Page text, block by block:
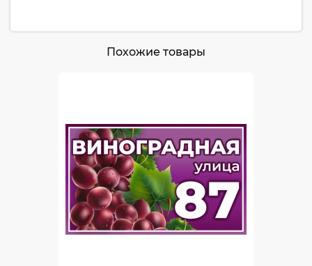
Похожие товары